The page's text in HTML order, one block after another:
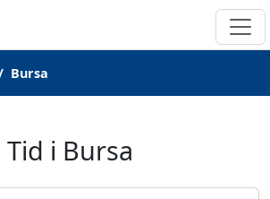
Bursa
Tid i Bursa